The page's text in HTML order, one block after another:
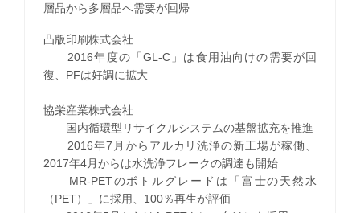
層品から多層品へ需要が回帰
凸版印刷株式会社
2016年度の「GL-C」は食用油向けの需要が回
復、PFは好調に拡大
協栄産業株式会社
国内循環型リサイクルシステムの基盤拡充を推進
2016年7月からアルカリ洗浄の新工場が稼働、
2017年4月からは水洗浄フレークの調達も開始
MR-PETのボトルグレードは「富士の天然水
（PET）」に採用、100％再生が評価